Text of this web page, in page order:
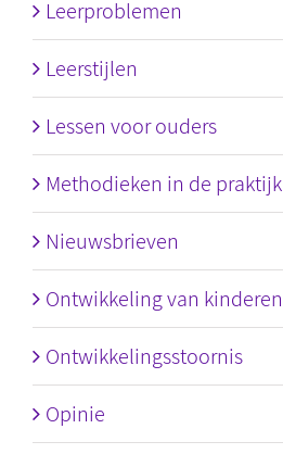
Leerproblemen
Leerstijlen
Lessen voor ouders
Methodieken in de praktijk
Nieuwsbrieven
Ontwikkeling van kinderen
Ontwikkelingsstoornis
Opinie